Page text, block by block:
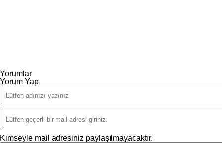
Yorumlar
Yorum Yap
Kimseyle mail adresiniz paylaşılmayacaktır.